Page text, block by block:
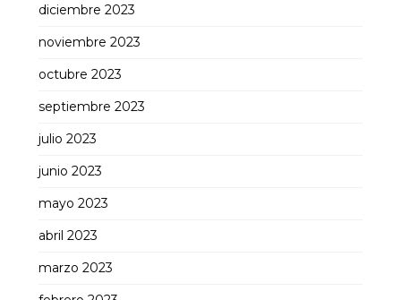
diciembre 2023
noviembre 2023
octubre 2023
septiembre 2023
julio 2023
junio 2023
mayo 2023
abril 2023
marzo 2023